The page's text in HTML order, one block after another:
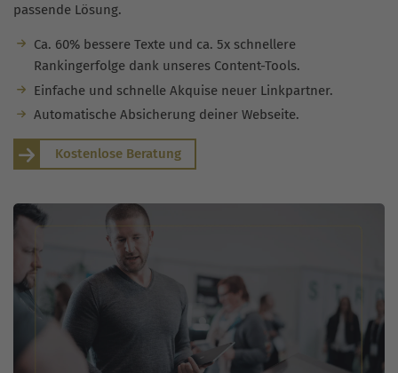
passende Lösung.
Ca. 60% bessere Texte und ca. 5x schnellere
Rankingerfolge dank unseres Content-Tools.
Einfache und schnelle Akquise neuer Linkpartner.
Automatische Absicherung deiner Webseite.
Kostenlose Beratung